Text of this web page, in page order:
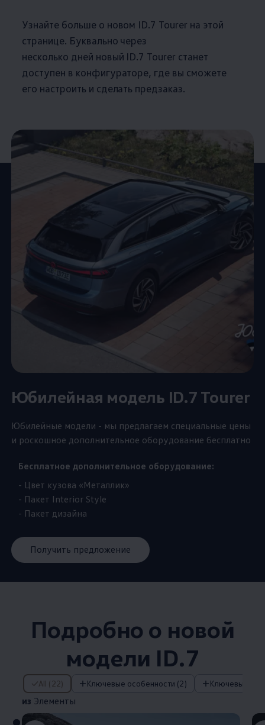
Узнайте больше о новом ID.7 Tourer на этой
странице. Буквально через
несколько дней новый ID.7 Tourer станет
доступен в конфигураторе, где вы сможете
его настроить и сделать предзаказ.
Юбилейная модель ID.7 Tourer
Юбилейные модели - мы предлагаем специальные цены
и роскошное дополнительное оборудование бесплатно
Бесплатное дополнительное оборудование:
- Цвет кузова «Металлик»
- Пакет Interior Style
- Пакет дизайна
Получить предложение
Подробно о новой
модели ID.7
All (22) Ключевые особенности (2)
из Элементы
из Элементы